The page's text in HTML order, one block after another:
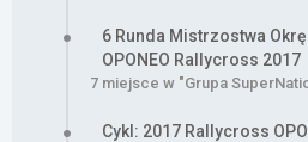
6 Runda Mistrzostwa
OPONEO Rallycross 2017
7 miejsce w "Grupa
Cykl: 2017 Rallycross